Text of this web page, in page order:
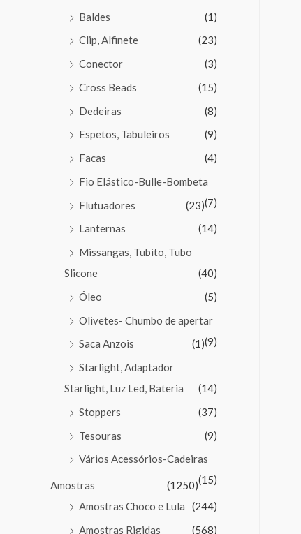
Baldes
(1)
Clip, Alfinete
(23)
Conector
(3)
Cross Beads
(15)
Dedeiras
(8)
Espetos, Tabuleiros
(9)
Facas
(4)
Fio Elástico-Bulle-Bombeta
(7)
Flutuadores
(23)
Lanternas
(14)
Missangas, Tubito, Tubo
Slicone
(40)
Óleo
(5)
Olivetes- Chumbo de apertar
(9)
Saca Anzois
(1)
Starlight, Adaptador
Starlight, Luz Led, Bateria
(14)
Stoppers
(37)
Tesouras
(9)
Vários Acessórios-Cadeiras
(15)
Amostras
(1250)
Amostras Choco e Lula
(244)
Amostras Rigidas
(568)